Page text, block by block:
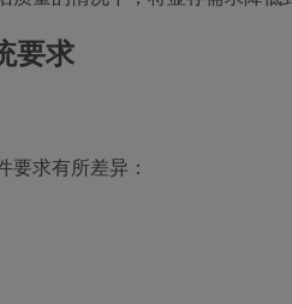
要求
要求有所差异：